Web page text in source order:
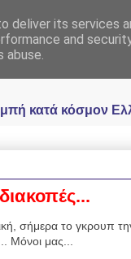
κατά κόσμον
σήμερα το γκρουπ την
Μόνοι μας...
deliver its services
and
abuse.